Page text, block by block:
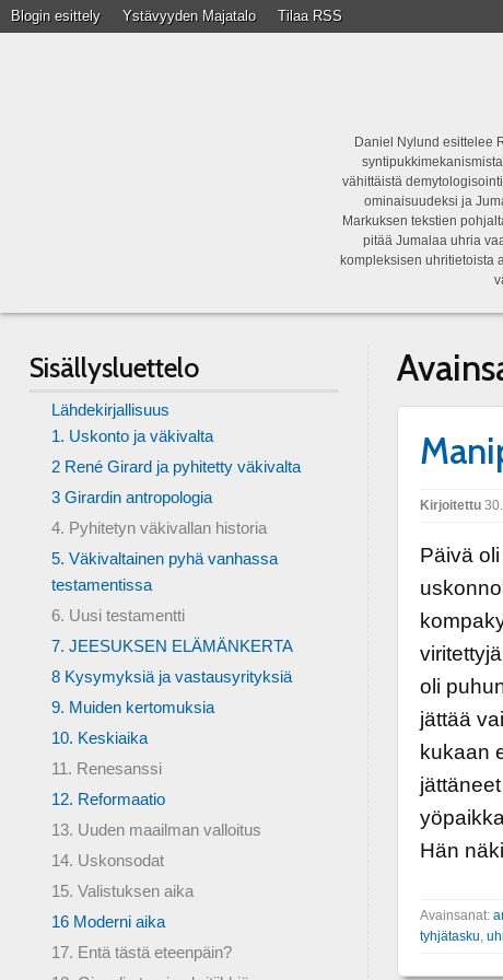
Blogin esittely Ystävyyden Majatalo Tilaa RSS
Daniel Nylund esittelee
vähittäistä
ominaisuudeksi ja
Markuksen tekstien
pitää Jumalaa uhria
kompleksisen uhritietoista
Kirjoitettu
Päivä
oli
jättää
kukaan
Hän
Avainsanat:
tyhjätasku
Sisällysluettelo
Lähdekirjallisuus
1. Uskonto ja väkivalta
2 René Girard ja pyhitetty väkivalta
3 Girardin antropologia
4. Pyhitetyn väkivallan historia
5. Väkivaltainen pyhä vanhassa
testamentissa
6. Uusi testamentti
7. JEESUKSEN ELÄMÄNKERTA
8 Kysymyksiä ja vastausyrityksiä
9. Muiden kertomuksia
10. Keskiaika
11. Renesanssi
12. Reformaatio
13. Uuden maailman valloitus
14. Uskonsodat
15. Valistuksen aika
16 Moderni aika
17. Entä tästä eteenpäin?